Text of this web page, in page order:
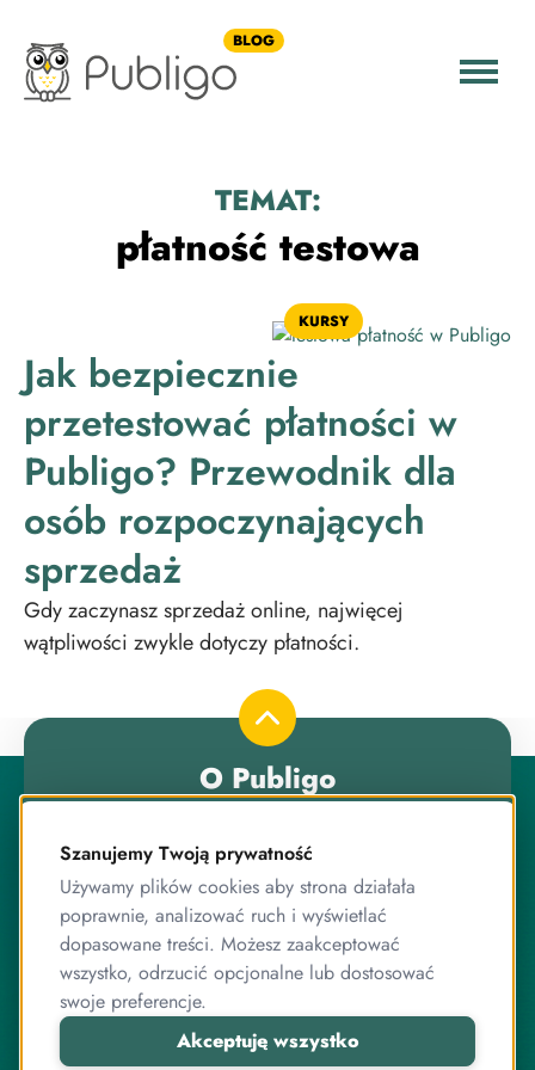
BLOG
TEMAT:
płatność testowa
KURSY
Jak bezpiecznie
przetestować płatności w
Publigo? Przewodnik dla
osób rozpoczynających
sprzedaż
Gdy zaczynasz sprzedaż online, najwięcej
wątpliwości zwykle dotyczy płatności.
O Publigo
Publigo to rozwiązanie opracowane przez stabilny
programowania.
Pracujemy razem od lat, zarówno przy systemie
sprzedaży kursów, jak i wielu innych projektach
związanych z internetem, IT, elektroniką czy sprzedażą
online.
Szanujemy Twoją prywatność
Używamy plików cookies aby strona działała
poprawnie, analizować ruch i wyświetlać
dopasowane treści. Możesz zaakceptować
wszystko, odrzucić opcjonalne lub dostosować
swoje preferencje.
Akceptuję wszystko